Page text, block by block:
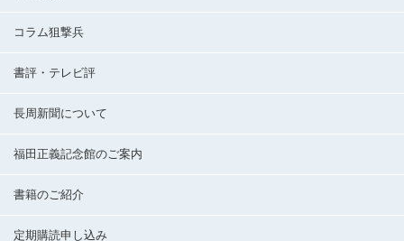
コラム狙撃兵
書評・テレビ評
長周新聞について
福田正義記念館のご案内
書籍のご紹介
定期購読申し込み